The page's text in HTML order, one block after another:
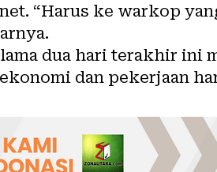
“Harus ke warkop
dua hari terakhir ini
dan pekerjaan